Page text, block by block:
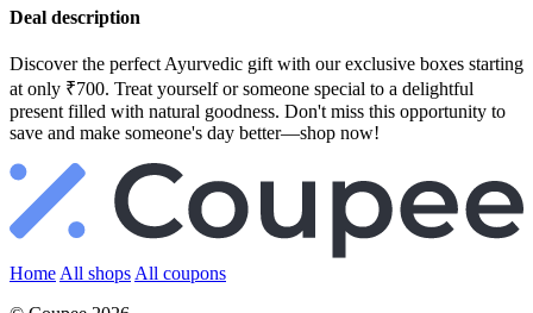
Deal description
Discover the perfect Ayurvedic gift with our exclusive boxes starting
at only ₹700. Treat yourself or someone special to a delightful
present filled with natural goodness. Don't miss this opportunity to
save and make someone's day better—shop now!
Home All shops All coupons